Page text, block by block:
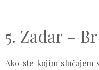
5. Zadar –
Ako ste kojim